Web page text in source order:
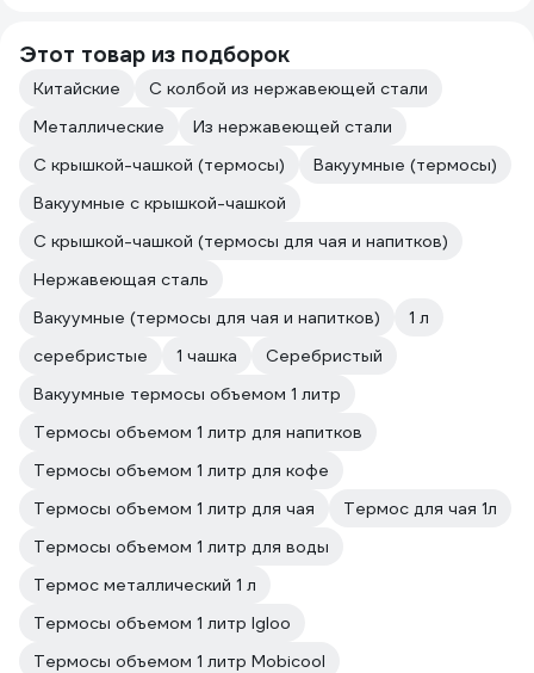
Этот товар из подборок
Китайские
С колбой из нержавеющей стали
Металлические
Из нержавеющей стали
С крышкой-чашкой (термосы)
Вакуумные (термосы)
Вакуумные с крышкой-чашкой
С крышкой-чашкой (термосы для чая и напитков)
Нержавеющая сталь
Вакуумные (термосы для чая и напитков)
1 л
серебристые
1 чашка
Серебристый
Вакуумные термосы объемом 1 литр
Термосы объемом 1 литр для напитков
Термосы объемом 1 литр для кофе
Термосы объемом 1 литр для чая
Термос для чая 1л
Термосы объемом 1 литр для воды
Термос металлический 1 л
Термосы объемом 1 литр Igloo
Термосы объемом 1 литр Mobicool